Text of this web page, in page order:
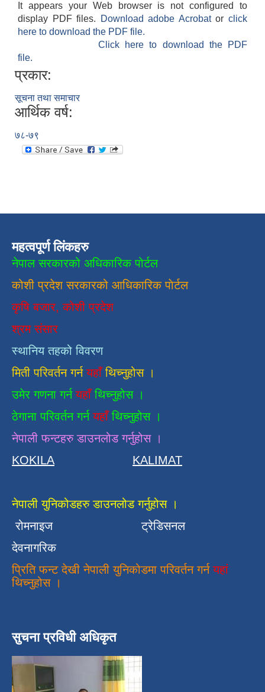
It appears your Web browser is not configured to
display PDF files.
Download adobe Acrobatorclick
here to download the PDF file.
Click here to download the PDF
file.
प्रकार:
सूचना तथा समाचार
आर्थिक वर्ष:
७८-७९
महत्वपूर्ण लिंकहरु
नेपाल सरकारको अधिकारिक पोर्टल
कोशी प्रदेश सरकारको आधिकारिकपाेर्टल
कृषि बजार, कोशी प्रदेश
श्रम संसार
स्थानिय तहको विवरण
मिती परिवर्तन गर्न यहाँ थिच्नुहोस ।
उमेर गणना गर्नयहाँथिच्नुहोस ।
ठेगाना परिवर्तन गर्नयहाँ थिच्नुहोस ।
नेपाली फन्टहरु डाउनलोड गर्नुहोस ।
KOKILA
KALIMAT
नेपाली युनिकोडहरु डाउनलोड गर्नुहोस ।
रोमनाइज
ट्रेडिसनल
देवनागरिक
प्रिति फन्ट देखी नेपाली युनिकोडमा परिवर्तन गर्न यहां
थिच्नुहोस ।
सुचना प्रविधी अधिकृत